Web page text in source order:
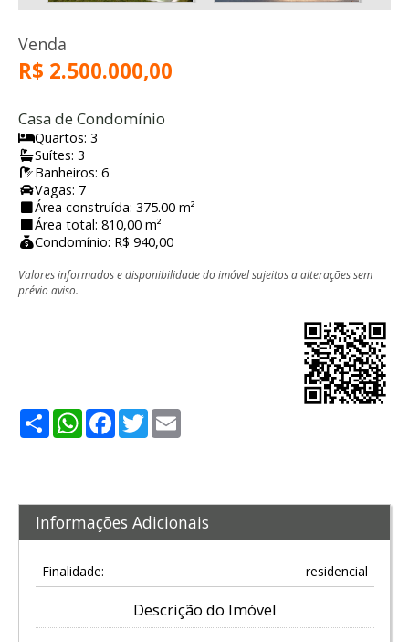
Venda
R$ 2.500.000,00
Casa de Condomínio
Quartos: 3
Suítes: 3
Banheiros: 6
Vagas: 7
Área construída: 375.00 m²
Área total: 810,00 m²
Condomínio: R$ 940,00
Valores informados e disponibilidade do imóvel sujeitos a alterações sem
prévio aviso.
ShareWhatsApp
Facebook
Twitter
Informações Adicionais
Finalidade: residencial
Descrição do Imóvel